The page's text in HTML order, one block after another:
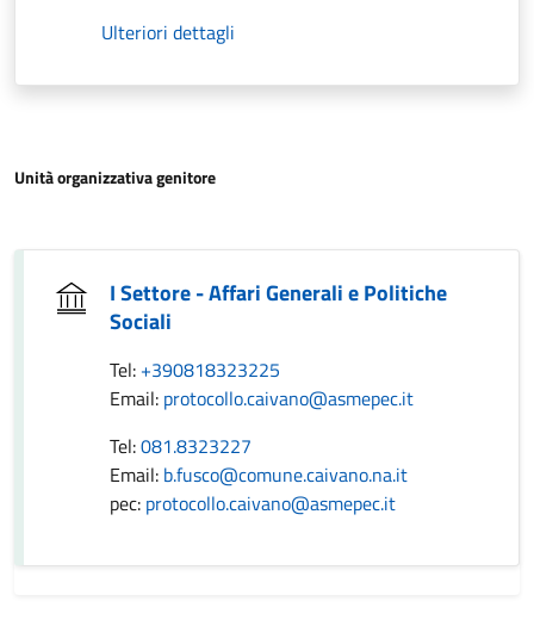
Ulteriori dettagli
Unità organizzativa genitore
I Settore - Affari Generali e Politiche
Sociali
Tel: +390818323225
Email: protocollo.caivano@asmepec.it
Tel:081.8323227
Email: b.fusco@comune.caivano.na.it
pec: protocollo.caivano@asmepec.it